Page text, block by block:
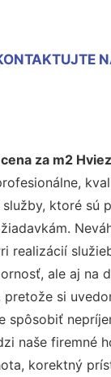
za m2
ktoré sú
realizácií
ale aj na
si
spôsobiť
naše firemné
korektný